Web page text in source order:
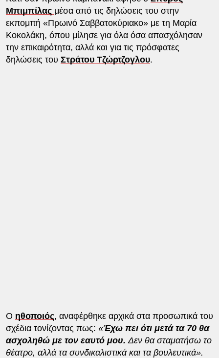
Μπιμπίλας μέσα από τις δηλώσεις του στην
εκπομπή «Πρωινό Σαββατοκύριακο» με τη Μαρία
Κοκολάκη, όπου μίλησε για όλα όσα απασχόλησαν
την επικαιρότητα, αλλά και για τις πρόσφατες
δηλώσεις του Στράτου Τζώρτζογλου.
Ο ηθοποιός, αναφέρθηκε αρχικά στα προσωπικά του
σχέδια τονίζοντας πως: «Έχω πει ότι μετά τα 70 θα
ασχοληθώ με τον εαυτό μου. Δεν θα σταματήσω το
θέατρο, αλλά τα συνδικαλιστικά και τα βουλευτικά».